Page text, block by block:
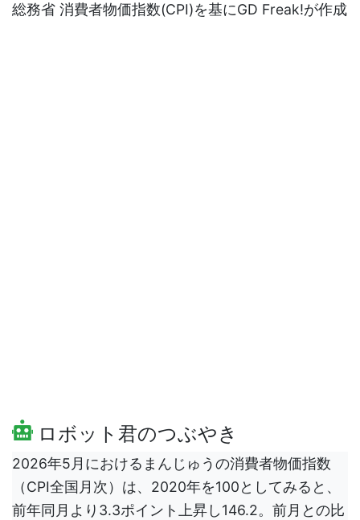
総務省 消費者物価指数(CPI)を基にGD Freak!が作成
ロボット君のつぶやき
2026年5月におけるまんじゅうの消費者物価指数
（CPI全国月次）は、2020年を100としてみると、
前年同月より3.3ポイント上昇し146.2。前月との比